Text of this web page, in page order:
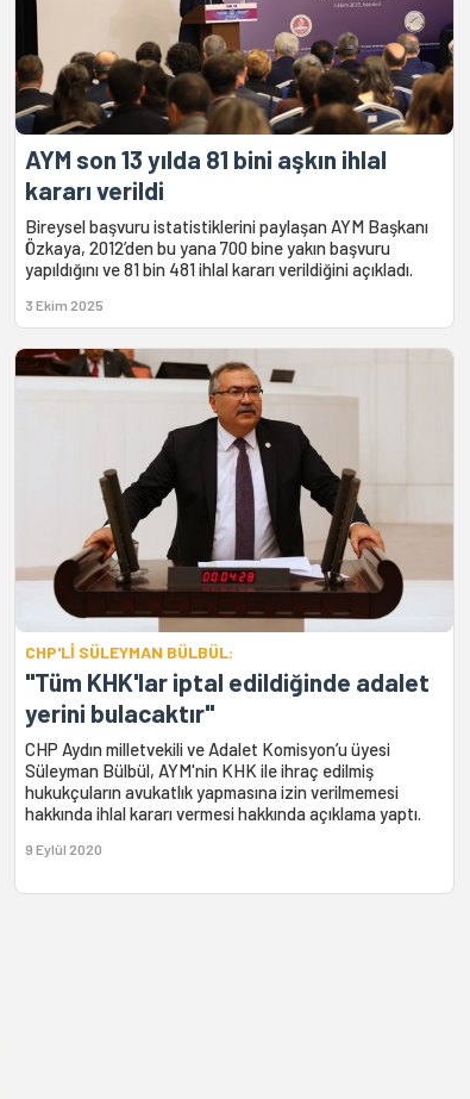
AYM son 13 yılda 81 bini aşkın ihlal
kararı verildi
Bireysel başvuru istatistiklerini paylaşan AYM Başkanı
Özkaya, 2012’den bu yana 700 bine yakın başvuru
yapıldığını ve 81 bin 481 ihlal kararı verildiğini açıkladı.
3 Ekim 2025
CHP'Lİ SÜLEYMAN BÜLBÜL:
"Tüm KHK'lar iptal edildiğinde adalet
yerini bulacaktır"
CHP Aydın milletvekili ve Adalet Komisyon’u üyesi
Süleyman Bülbül, AYM'nin KHK ile ihraç edilmiş
hukukçuların avukatlık yapmasına izin verilmemesi
hakkında ihlal kararı vermesi hakkında açıklama yaptı.
9 Eylül 2020